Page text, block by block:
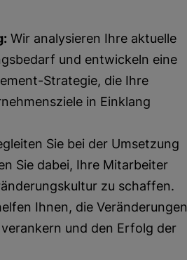
Wir analysieren Ihre aktuelle
und entwickeln eine
Strategie, die Ihre
in Einklang
Sie bei der Umsetzung
Sie dabei, Ihre Mitarbeiter
zu schaffen.
Ihnen, die Veränderungen
und den Erfolg der